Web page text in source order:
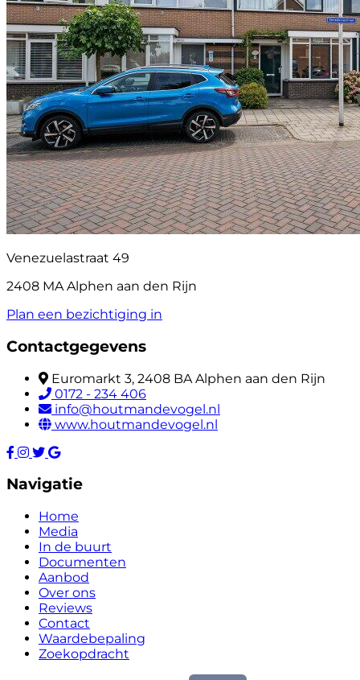
Venezuelastraat 49
2408 MA Alphen aan den Rijn
Plan een bezichtiging in
Contactgegevens
Euromarkt 3, 2408 BA Alphen aan den Rijn
0172 - 234 406
info@houtmandevogel.nl
www.houtmandevogel.nl
Navigatie
Home
Media
In de buurt
Documenten
Aanbod
Over ons
Reviews
Contact
Waardebepaling
Zoekopdracht